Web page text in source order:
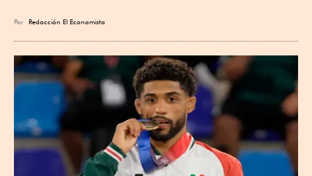
Por Redacción El Economista